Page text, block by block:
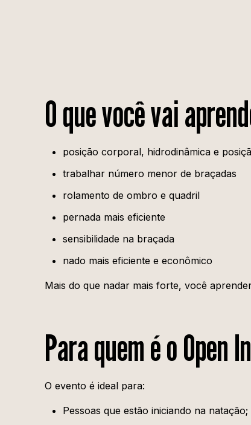
O que você vai
posição corporal, hidrodinâmica e
trabalhar número menor de braçadas
rolamento de ombro e quadril
pernada mais eficiente
sensibilidade na braçada
⁠nado mais eficiente e econômico
Mais do que nadar mais forte, você
Para quem é o Open
O evento é ideal para:
Pessoas que estão iniciando na natação;